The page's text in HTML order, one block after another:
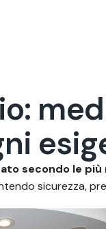
io: med
ni esig
secondo le
sicurezza,